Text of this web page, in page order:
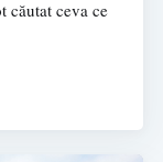
căutat ceva ce